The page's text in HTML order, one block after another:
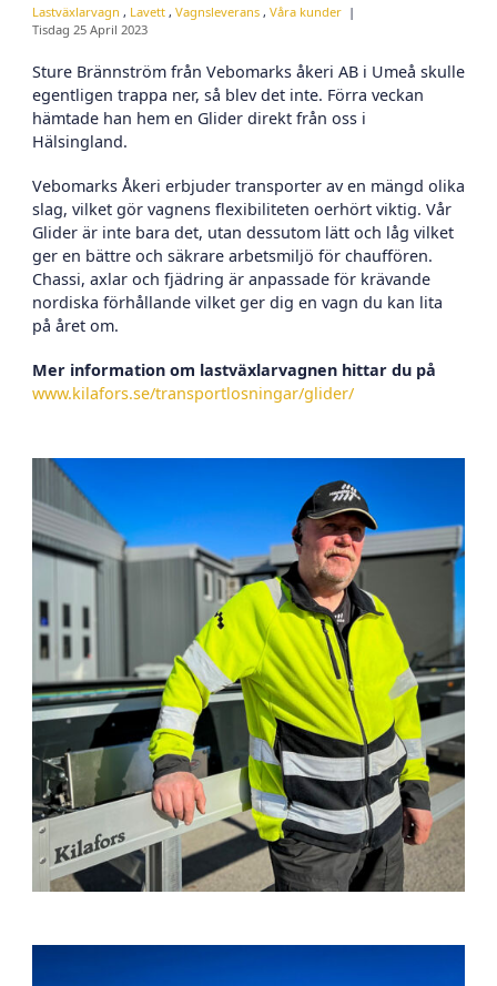
Lastväxlarvagn , Lavett , Vagnsleverans , Våra kunder
Tisdag 25 April 2023
Sture Brännström från Vebomarks åkeri AB i Umeå skulle
egentligen trappa ner, så blev det inte. Förra veckan
hämtade han hem en Glider direkt från oss i
Hälsingland.
Vebomarks Åkeri erbjuder transporter av en mängd olika
slag, vilket gör vagnens flexibiliteten oerhört viktig. Vår
Glider är inte bara det, utan dessutom lätt och låg vilket
ger en bättre och säkrare arbetsmiljö för chauffören.
Chassi, axlar och fjädring är anpassade för krävande
nordiska förhållande vilket ger dig en vagn du kan lita
på året om.
Mer information om lastväxlarvagnen hittar du på
www.kilafors.se/transportlosningar/glider/